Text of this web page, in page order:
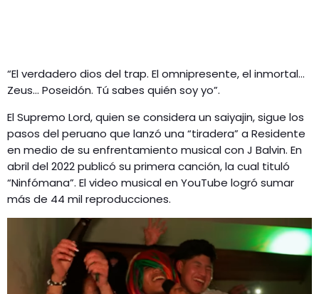
“El verdadero dios del trap. El omnipresente, el inmortal…
Zeus… Poseidón. Tú sabes quién soy yo”.
El Supremo Lord, quien se considera un saiyajin, sigue los
pasos del peruano que lanzó una “tiradera” a Residente
en medio de su enfrentamiento musical con J Balvin. En
abril del 2022 publicó su primera canción, la cual tituló
“Ninfómana”. El video musical en YouTube logró sumar
más de 44 mil reproducciones.